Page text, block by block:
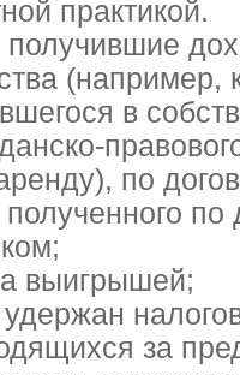
практикой.
получившие
(например,
в
по
выигрышей;
за